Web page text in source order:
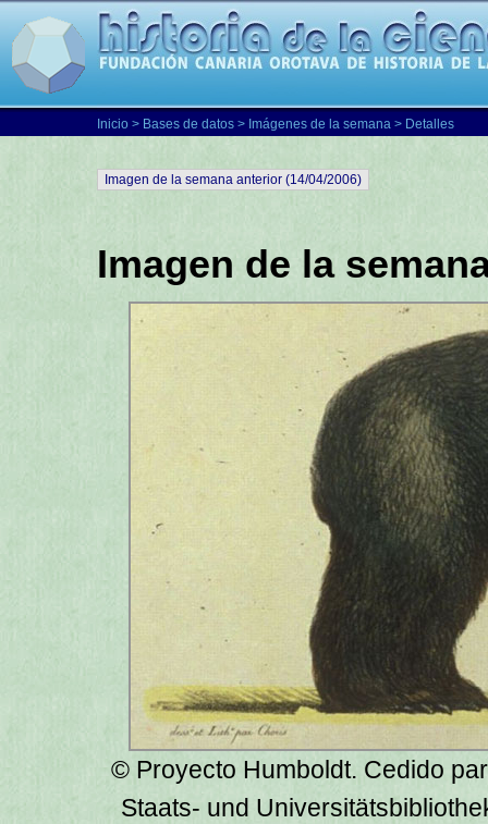
Inicio > Bases de datos > Imágenes de la semana > Detalles
Imagen de la semana anterior (14/04/2006)
Imagen de la
© Proyecto Humboldt. Cedido
Staats- und